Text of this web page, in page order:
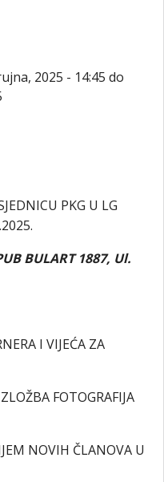
2025 - 14:45 do
PKG U LG
BULART 1887, Ul.
I VIJEĆA ZA
FOTOGRAFIJA
NOVIH ČLANOVA U